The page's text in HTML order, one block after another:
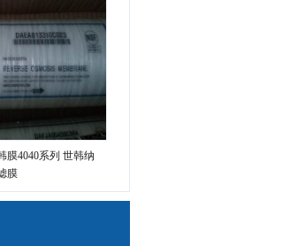
膜4040系列 世韩纳
膜